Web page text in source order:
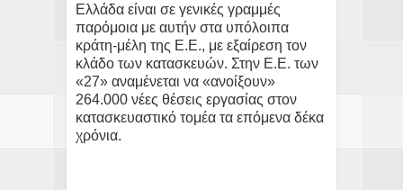
Ελλάδα είναι σε γενικές γραμμές
παρόμοια με αυτήν στα υπόλοιπα
κράτη-μέλη της Ε.Ε., με εξαίρεση τον
κλάδο των κατασκευών. Στην Ε.Ε. των
«27» αναμένεται να «ανοίξουν»
264.000 νέες θέσεις εργασίας στον
κατασκευαστικό τομέα τα επόμενα δέκα
χρόνια.